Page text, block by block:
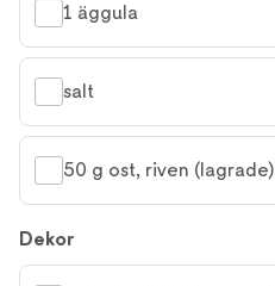
1 äggula
salt
50 g ost, riven (lagrade)
Dekor